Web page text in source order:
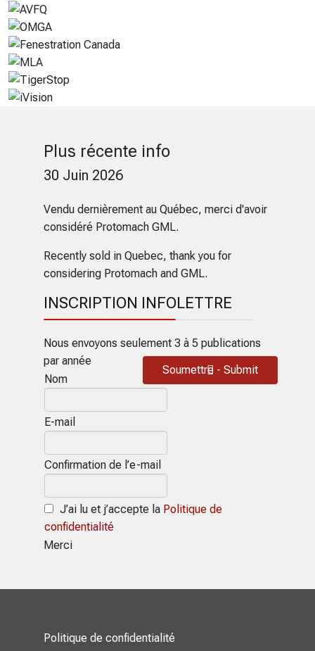
Plus récente info
30 Juin 2026
Vendu dernièrement au Québec, merci d'avoir
considéré Protomach GML.
Recently sold in Quebec, thank you for
considering Protomach and GML.
INSCRIPTION INFOLETTRE
Nous envoyons seulement 3 à 5 publications
par année
Nom
E-mail
Confirmation de l’e-mail
J’ai lu et j’accepte la Politique de
confidentialité
Soumettre - Submit
Merci
Politique de confidentialité